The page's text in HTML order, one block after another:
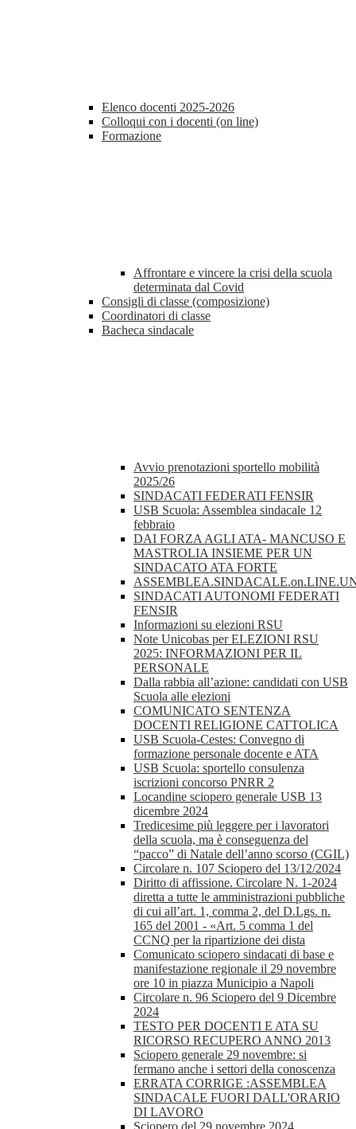
Elenco docenti 2025-2026
Colloqui con i docenti (on line)
Formazione
Affrontare e vincere la crisi della scuola
determinata dal Covid
Consigli di classe (composizione)
Coordinatori di classe
Bacheca sindacale
Avvio prenotazioni sportello mobilità
2025/26
SINDACATI FEDERATI FENSIR
USB Scuola: Assemblea sindacale 12
febbraio
DAI FORZA AGLI ATA- MANCUSO E
MASTROLIA INSIEME PER UN
SINDACATO ATA FORTE
SINDACATI AUTONOMI FEDERATI
FENSIR
Informazioni su elezioni RSU
Note Unicobas per ELEZIONI RSU
2025: INFORMAZIONI PER IL
PERSONALE
Dalla rabbia all’azione: candidati con USB
Scuola alle elezioni
COMUNICATO SENTENZA
DOCENTI RELIGIONE CATTOLICA
USB Scuola-Cestes: Convegno di
formazione personale docente e ATA
USB Scuola: sportello consulenza
iscrizioni concorso PNRR 2
Locandine sciopero generale USB 13
dicembre 2024
Tredicesime più leggere per i lavoratori
della scuola, ma è conseguenza del
“pacco” di Natale dell’anno scorso (CGIL)
Circolare n. 107 Sciopero del 13/12/2024
Diritto di affissione. Circolare N. 1-2024
diretta a tutte le amministrazioni pubbliche
di cui all’art. 1, comma 2, del D.Lgs. n.
165 del 2001 - «Art. 5 comma 1 del
CCNQ per la ripartizione dei dista
Comunicato sciopero sindacati di base e
manifestazione regionale il 29 novembre
ore 10 in piazza Municipio a Napoli
Circolare n. 96 Sciopero del 9 Dicembre
2024
TESTO PER DOCENTI E ATA SU
RICORSO RECUPERO ANNO 2013
Sciopero generale 29 novembre: si
fermano anche i settori della conoscenza
ERRATA CORRIGE :ASSEMBLEA
SINDACALE FUORI DALL'ORARIO
DI LAVORO